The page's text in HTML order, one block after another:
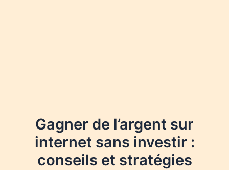
Gagner de l’argent sur
internet sans investir :
conseils et stratégies